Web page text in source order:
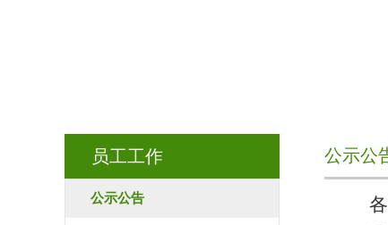
员工工作
公示公告
公示公